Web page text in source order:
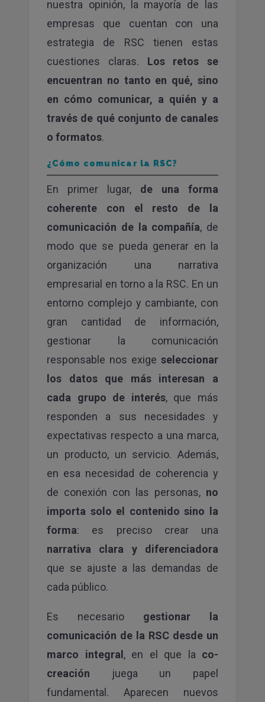
nuestra opinión, la mayoría de las
empresas que cuentan con una
estrategia de RSC tienen estas
cuestiones claras. Los retos se
encuentran no tanto en qué, sino
en cómo comunicar, a quién y a
través de qué conjunto de canales
o formatos.
¿Cómo comunicar la RSC?
En primer lugar, de una forma
coherente con el resto de la
comunicación de la compañía, de
modo que se pueda generar en la
organización una narrativa
empresarial en torno a la RSC. En un
entorno complejo y cambiante, con
gran cantidad de información,
gestionar la comunicación
responsable nos exige seleccionar
los datos que más interesan a
cada grupo de interés, que más
responden a sus necesidades y
expectativas respecto a una marca,
un producto, un servicio. Además,
en esa necesidad de coherencia y
de conexión con las personas, no
importa solo el contenido sino la
forma: es preciso crear una
narrativa clara y diferenciadora
que se ajuste a las demandas de
cada público.
Es necesario gestionar la
comunicación de la RSC desde un
marco integral , en el que la co-
creación juega un papel
fundamental. Aparecen nuevos